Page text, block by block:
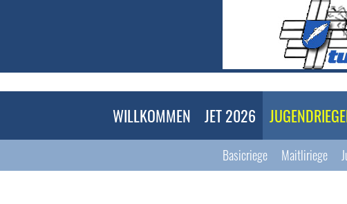
WILLKOMMEN JET 2026
Basicriege Maitliriege